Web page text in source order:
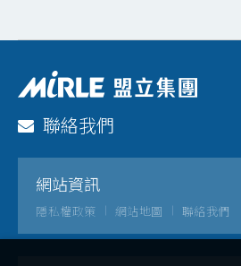
聯絡我們
網站資訊
隱私權政策 網站地圖 聯絡我們